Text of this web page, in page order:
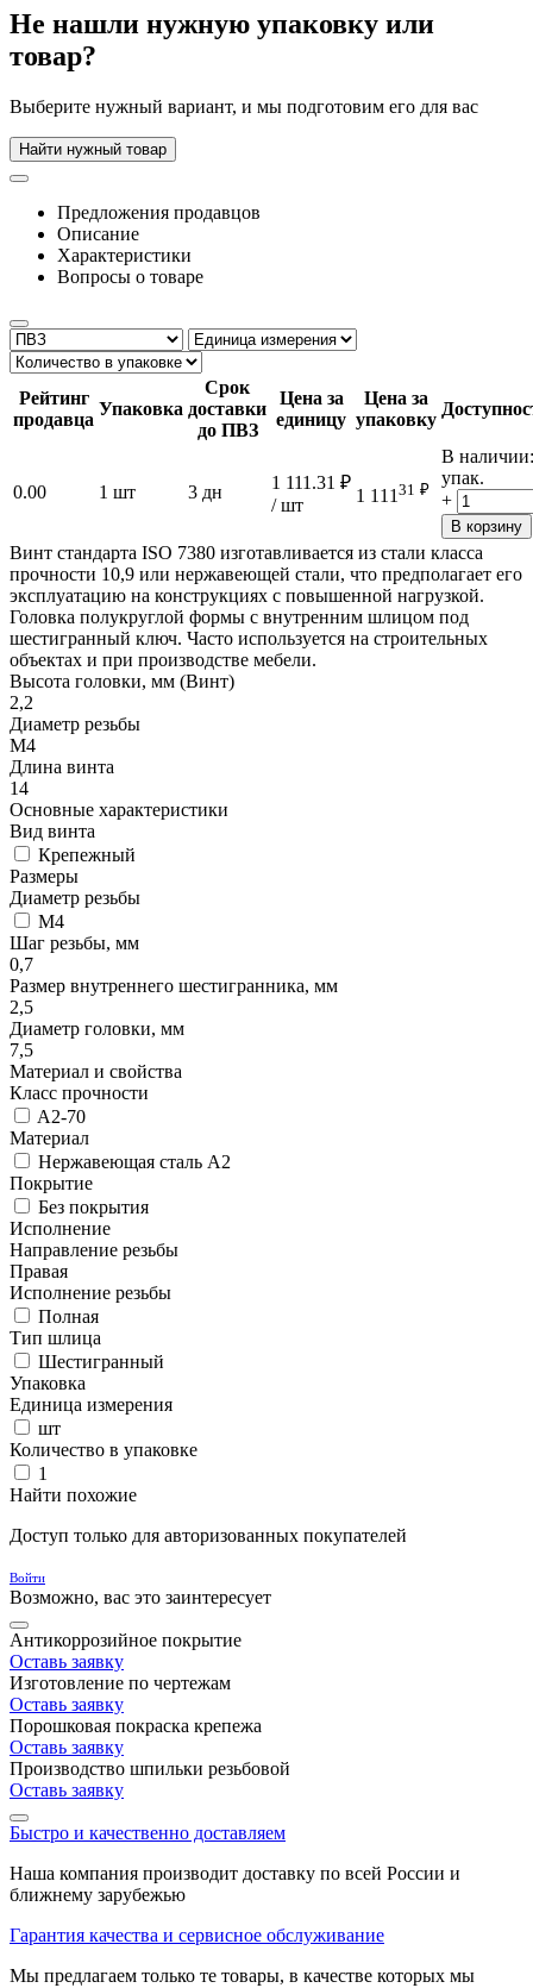
Не нашли нужную упаковку или
товар?
Выберите нужный вариант, и мы подготовим его для вас
Найти нужный товар
Предложения продавцов
Описание
Характеристики
Вопросы о товаре
Рейтинг
продавца
Упаковка
Срок
доставки
до ПВЗ
Цена за
единицу
Цена за
упаковку
0.00 1 шт 3 дн 1 111.31 ₽
/ шт
1 111 31 ₽
В
упак.
+
В корзину
Винт стандарта ISO 7380 изготавливается из стали класса
прочности 10,9 или нержавеющей стали, что предполагает его
эксплуатацию на конструкциях с повышенной нагрузкой.
Головка полукруглой формы с внутренним шлицом под
шестигранный ключ. Часто используется на строительных
объектах и при производстве мебели.
Высота головки, мм (Винт)
2,2
Диаметр резьбы
М4
Длина винта
14
Основные характеристики
Вид винта
Крепежный
Размеры
Диаметр резьбы
М4
Шаг резьбы, мм
0,7
Размер внутреннего шестигранника, мм
2,5
Диаметр головки, мм
7,5
Материал и свойства
Класс прочности
A2-70
Материал
Нержавеющая сталь A2
Покрытие
Без покрытия
Исполнение
Направление резьбы
Правая
Исполнение резьбы
Полная
Тип шлица
Шестигранный
Упаковка
Единица измерения
шт
Количество в упаковке
1
Найти похожие
Доступ только для авторизованных покупателей
Войти
Возможно, вас это заинтересует
Антикоррозийное покрытие
Оставь заявку
Изготовление по чертежам
Оставь заявку
Порошковая покраска крепежа
Оставь заявку
Производство шпильки резьбовой
Оставь заявку
Быстро и качественно доставляем
Наша компания производит доставку по всей России и
ближнему зарубежью
Гарантия качества и сервисное обслуживание
Мы предлагаем только те товары, в качестве которых мы